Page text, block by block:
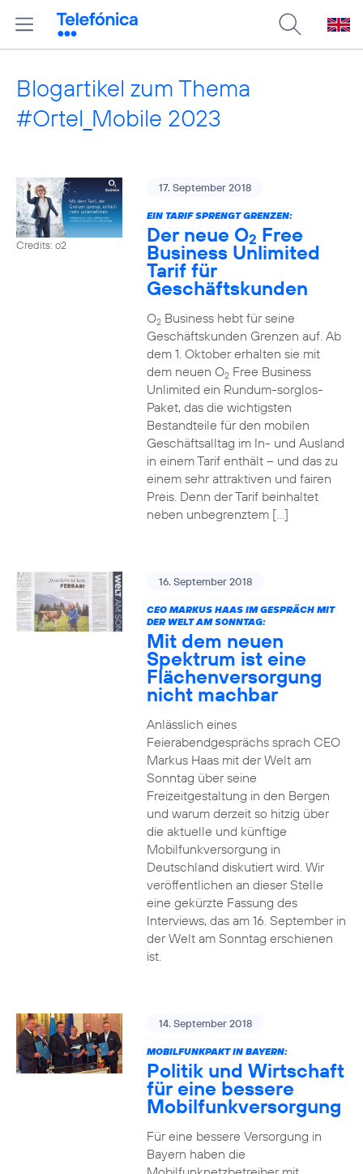
Blogartikel zum Thema
#Ortel_Mobile 2023
Credits: o2
17. September 2018
EIN TARIF SPRENGT GRENZEN:
Der neue O2 Free
Business Unlimited
Tarif für
Geschäftskunden
O2Business hebt für seine
Geschäftskunden Grenzen auf. Ab
dem 1. Oktober erhalten sie mit
dem neuen O2Free Business
Unlimited ein Rundum-sorglos-
Paket, das die wichtigsten
Bestandteile für den mobilen
Geschäftsalltag im In- und Ausland
in einem Tarif enthält – und das zu
einem sehr attraktiven und fairen
Preis. Denn der Tarif beinhaltet
neben unbegrenztem […]
16. September 2018
CEO MARKUS HAAS IM GESPRÄCH MIT
DER WELT AM SONNTAG:
Mit dem neuen
Spektrum ist eine
Flächenversorgung
nicht machbar
Anlässlich eines
Feierabendgesprächs sprach CEO
Markus Haas mit der Welt am
Sonntag über seine
Freizeitgestaltung in den Bergen
und warum derzeit so hitzig über
die aktuelle und künftige
Mobilfunkversorgung in
Deutschland diskutiert wird. Wir
veröffentlichen an dieser Stelle
eine gekürzte Fassung des
Interviews, das am 16. September in
der Welt am Sonntag erschienen
ist.
14. September 2018
MOBILFUNKPAKT IN BAYERN:
Politik und Wirtschaft
für eine bessere
Mobilfunkversorgung
Für eine bessere Versorgung in
Bayern haben die